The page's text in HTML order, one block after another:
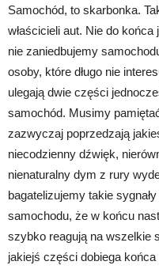
Samochód, to skarbonka.
właścicieli aut. Nie do
nie zaniedbujemy
osoby, które długo nie
ulegają dwie części
samochód. Musimy
zazwyczaj poprzedzają
niecodzienny dźwięk,
nienaturalny dym z rury
bagatelizujemy takie
samochodu, że w końcu
szybko reagują na wszelkie
jakiejś części dobiega